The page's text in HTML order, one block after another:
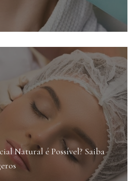
Natural é Possível? Saiba